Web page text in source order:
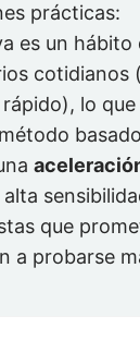
prácticas:
es un
cotidianos
lo que
que
a probarse